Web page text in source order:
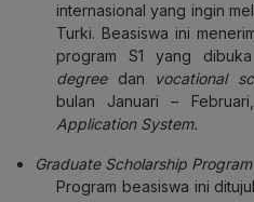
internasional yang ingin
Turki. Beasiswa ini
program S1 yang
degree dan vocational
bulan Januari –
Application System.
Graduate Scholarship Program
Program beasiswa ini